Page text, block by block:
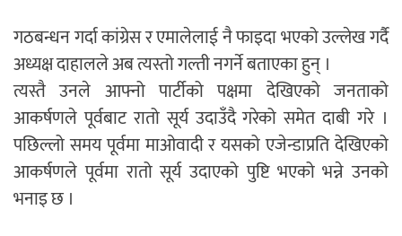
गठबन्धन गर्दा कांग्रेस र एमालेलाई नै फाइदा भएको उल्लेख गर्दै
अध्यक्ष दाहालले अब त्यस्तो गल्ती नगर्ने बताएका हुन् ।
त्यस्तै उनले आफ्नो पार्टीको पक्षमा देखिएको जनताको
आकर्षणले पूर्वबाट रातो सूर्य उदाउँदै गरेको समेत दाबी गरे ।
पछिल्लो समय पूर्वमा माओवादी र यसको एजेन्डाप्रति देखिएको
आकर्षणले पूर्वमा रातो सूर्य उदाएको पुष्टि भएको भन्ने उनको
भनाइ छ ।